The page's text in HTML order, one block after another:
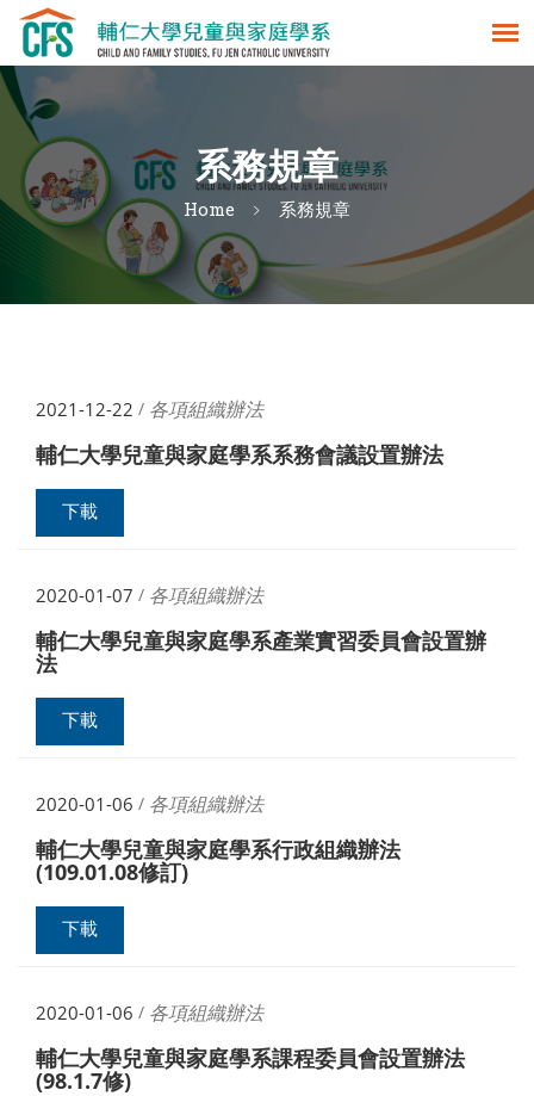
系務規章
Home 系務規章
2021-12-22 / 各項組織辦法
輔仁大學兒童與家庭學系系務會議設置辦法
下載
2020-01-07 / 各項組織辦法
輔仁大學兒童與家庭學系產業實習委員會設置辦
法
下載
2020-01-06 / 各項組織辦法
輔仁大學兒童與家庭學系行政組織辦法
(109.01.08修訂)
下載
2020-01-06 / 各項組織辦法
輔仁大學兒童與家庭學系課程委員會設置辦法
(98.1.7修)